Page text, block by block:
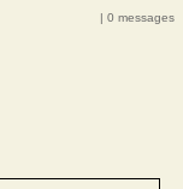
| 0 messages